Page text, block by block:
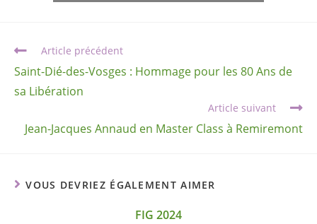
Article précédent
Saint-Dié-des-Vosges : Hommage pour les 80 Ans de
sa Libération
Article suivant
Jean-Jacques Annaud en Master Class à Remiremont
VOUS DEVRIEZ ÉGALEMENT AIMER
FIG 2024